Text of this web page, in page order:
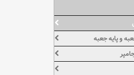
و پایه جعبه